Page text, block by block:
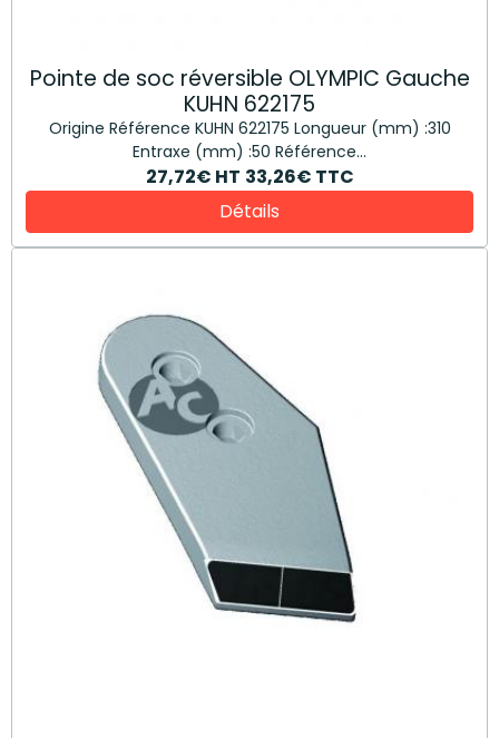
Pointe de soc réversible OLYMPIC Gauche
KUHN 622175
Origine Référence KUHN 622175 Longueur (mm) :310
Entraxe (mm) :50 Référence...
27,72€ HT 33,26€ TTC
Détails